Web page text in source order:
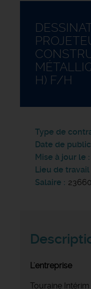
H) F/H
Type de
Date de
Mise à jour le
Lieu de travail
Salaire
L'entreprise
Touraine